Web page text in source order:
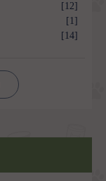
[12]
[1]
[14]